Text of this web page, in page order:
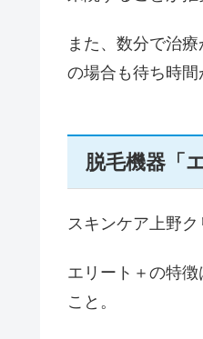
また、数分で治
の場合も待ち時間
脱毛機器「
スキンケア上野
エリート＋の特
こと。